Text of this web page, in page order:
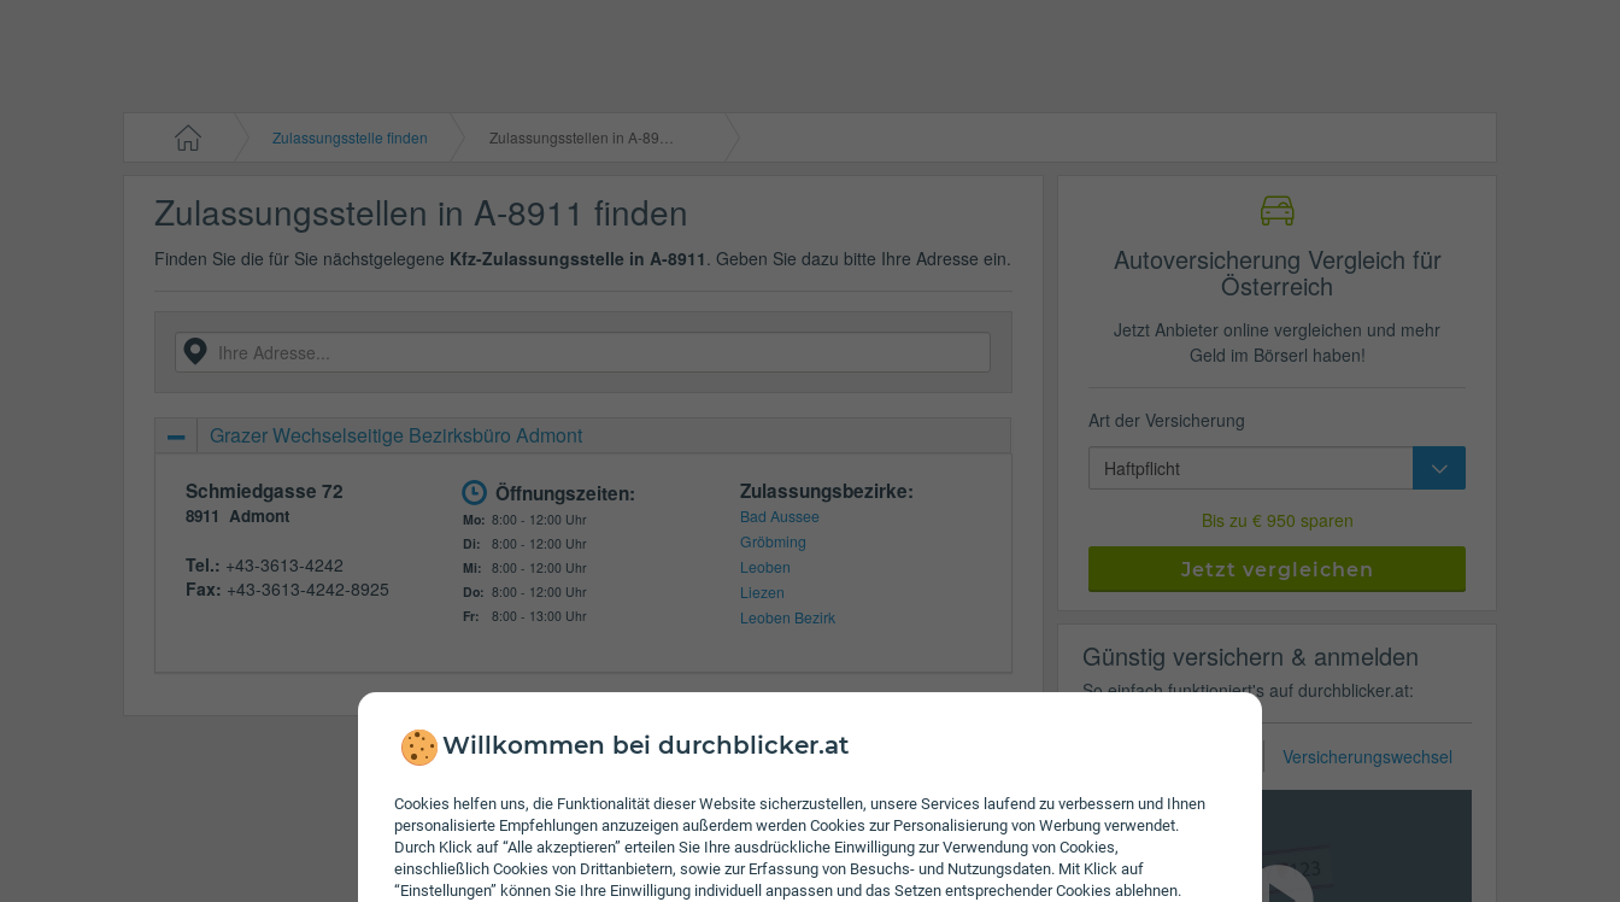
Willkommen bei durchblicker.at
Cookies helfen uns, die Funktionalität dieser Website sicherzustellen, unsere Services laufend zu verbessern und Ihnen
personalisierte Empfehlungen anzuzeigen außerdem werden Cookies zur Personalisierung von Werbung verwendet.
Durch Klick auf “Alle akzeptieren” erteilen Sie Ihre ausdrückliche Einwilligung zur Verwendung von Cookies,
einschließlich Cookies von Drittanbietern, sowie zur Erfassung von Besuchs- und Nutzungsdaten. Mit Klick auf
“Einstellungen” können Sie Ihre Einwilligung individuell anpassen und das Setzen entsprechender Cookies ablehnen.
Zulassungsstelle finden Zulassungsstellen in A-8911
Zulassungsstellen in A-8911 finden
Finden Sie die für Sie nächstgelegene Kfz-Zulassungsstelle in A-8911 . Geben Sie dazu bitte Ihre Adresse ein.
Grazer Wechselseitige Bezirksbüro Admont
Schmiedgasse 72
8911 Admont
Tel.: +43-3613-4242
Fax: +43-3613-4242-8925
Öffnungszeiten:
Mo: 8:00 - 12:00 Uhr
Di:
8:00 - 12:00 Uhr
Mi: 8:00 - 12:00 Uhr
Do: 8:00 - 12:00 Uhr
Fr:
8:00 - 13:00 Uhr
Zulassungsbezirke:
Bad Aussee
Gröbming
Leoben
Liezen
Leoben Bezirk
Autoversicherung Vergleich für
Österreich
Jetzt Anbieter online vergleichen und mehr
Geld im Börserl haben!
Art der Versicherung
Bis zu € 950 sparen
Jetzt vergleichen
Günstig versichern & anmelden
So einfach funktioniert's auf durchblicker.at:
Versicherungswechsel